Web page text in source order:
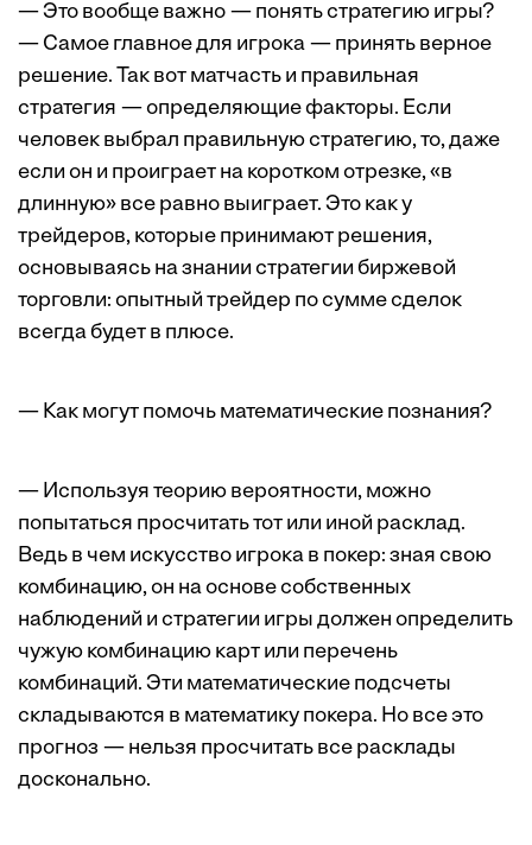
— Это вообще важно — понять стратегию игры?
— Самое главное для игрока — принять верное
решение. Так вот матчасть и правильная
стратегия — определяющие факторы. Если
человек выбрал правильную стратегию, то, даже
если он и проиграет на коротком отрезке, «в
длинную» все равно выиграет. Это как у
трейдеров, которые принимают решения,
основываясь на знании стратегии биржевой
торговли: опытный трейдер по сумме сделок
всегда будет в плюсе.
— Как могут помочь математические познания?
— Используя теорию вероятности, можно
попытаться просчитать тот или иной расклад.
Ведь в чем искусство игрока в покер: зная свою
комбинацию, он на основе собственных
наблюдений и стратегии игры должен определить
чужую комбинацию карт или перечень
комбинаций. Эти математические подсчеты
складываются в математику покера. Но все это
прогноз — нельзя просчитать все расклады
досконально.